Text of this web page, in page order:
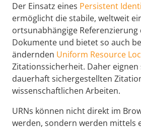
Der Einsatz eines Persistent
ermöglicht die stabile, weltweit
ortsunabhängige
Dokumente und bietet so auch
ändernden Uniform Resource
Zitationssicherheit. Daher eignen
dauerhaft sichergestellten
wissenschaftlichen Arbeiten.
URNs können nicht direkt im
werden, sondern werden mittels